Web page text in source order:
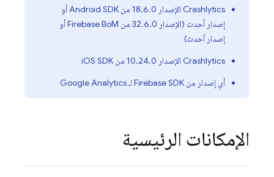
Crashlytics
الإصدار 18.6.0 من Android SDK أو
إصدار أحدث (الإصدار 32.6.0 من Firebase BoM أو
إصدار أحدث)
Crashlytics الإصدار 10.24.0 من iOS SDK
أي إصدار من Firebase SDK لـ
Google Analytics
الإمكانات الرئيسية